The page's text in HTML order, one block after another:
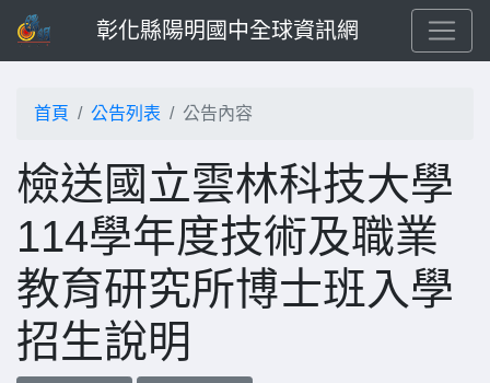
彰化縣陽明國中全球資訊網
首頁 公告列表 公告內容
檢送國立雲林科技大學
114學年度技術及職業
教育研究所博士班入學
招生說明